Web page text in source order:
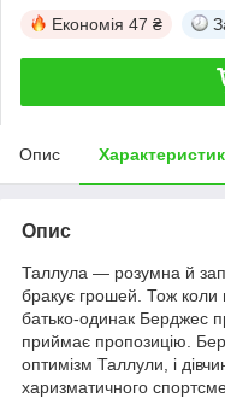
Економія 47 ₴
Опис
Опис
Таллула — розумна й
бракує грошей. Тож коли
батько-одинак Берджес
приймає пропозицію.
оптимізм Таллули, і
харизматичного